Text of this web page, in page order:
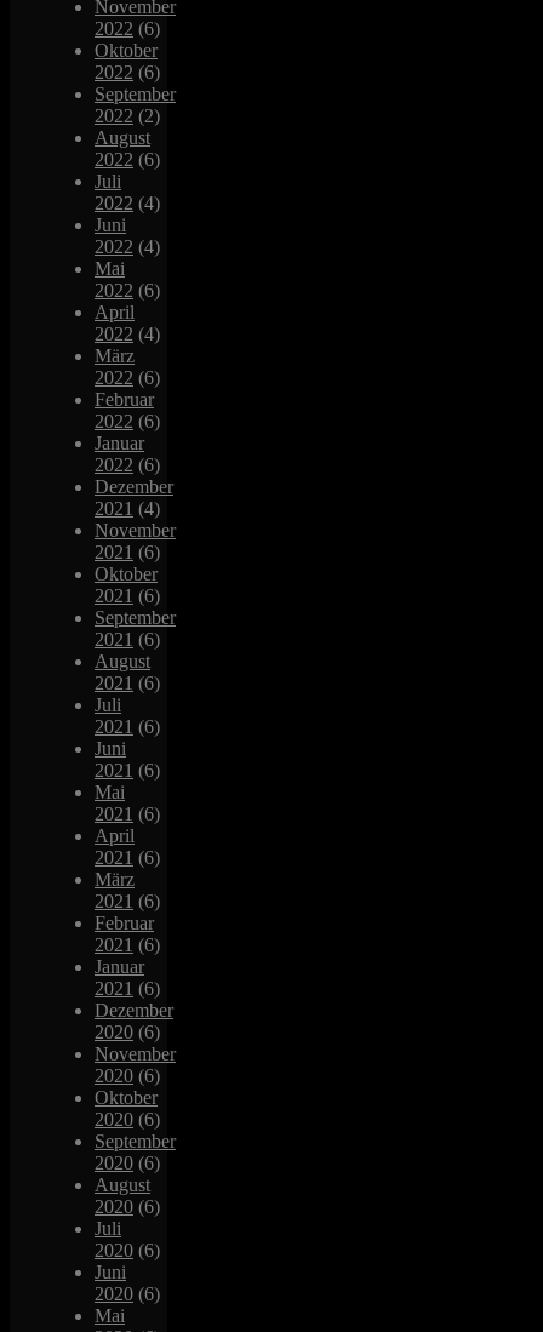
November
2022 (6)
Oktober
2022 (6)
September
2022 (2)
August
2022 (6)
Juli
2022 (4)
Juni
2022 (4)
Mai
2022 (6)
April
2022 (4)
März
2022 (6)
Februar
2022 (6)
Januar
2022 (6)
Dezember
2021 (4)
November
2021 (6)
Oktober
2021 (6)
September
2021 (6)
August
2021 (6)
Juli
2021 (6)
Juni
2021 (6)
Mai
2021 (6)
April
2021 (6)
März
2021 (6)
Februar
2021 (6)
Januar
2021 (6)
Dezember
2020 (6)
November
2020 (6)
Oktober
2020 (6)
September
2020 (6)
August
2020 (6)
Juli
2020 (6)
Juni
2020 (6)
Mai